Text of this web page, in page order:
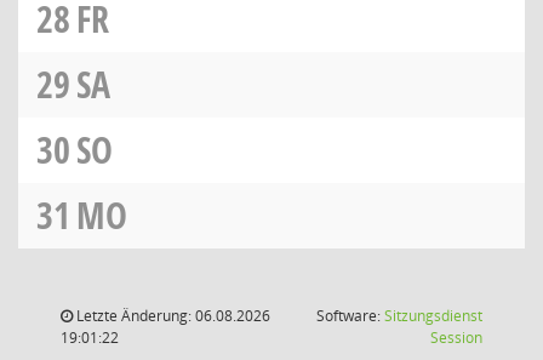
28FR
29SA
30SO
31 MO
Letzte Änderung: 06.08.2026
19:01:22
Software:Sitzungsdienst
Session(Wird in